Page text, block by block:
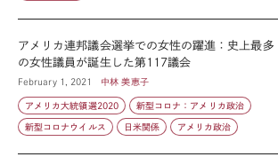
アメリカ連邦議会選挙での女性の躍進：史上最多
の女性議員が誕生した第117議会
February 1, 2021 中林 美恵子
アメリカ大統領選2020 新型コロナ：アメリカ政治
新型コロナウイルス 日米関係 アメリカ政治